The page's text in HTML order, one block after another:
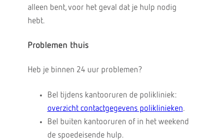
alleen bent, voor het geval dat je hulp nodig
hebt.
Problemen thuis
Heb je binnen 24 uur problemen?
Bel tijdens kantooruren de polikliniek:
overzicht contactgegevens poliklinieken.
Bel buiten kantooruren of in het weekend
de spoedeisende hulp.